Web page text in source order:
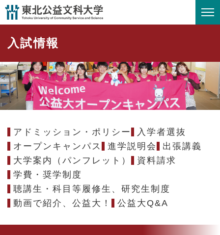
ペ
頭
で
す
。
メニューを飛ばして本文へ
入試情報
アドミッション・ポリシー
入学者選抜
オープンキャンパス
進学説明会
出張講義
大学案内（パンフレット）
資料請求
学費・奨学制度
聴講生・科目等履修生、研究生制度
動画で紹介、公益大！
公益大Q&A